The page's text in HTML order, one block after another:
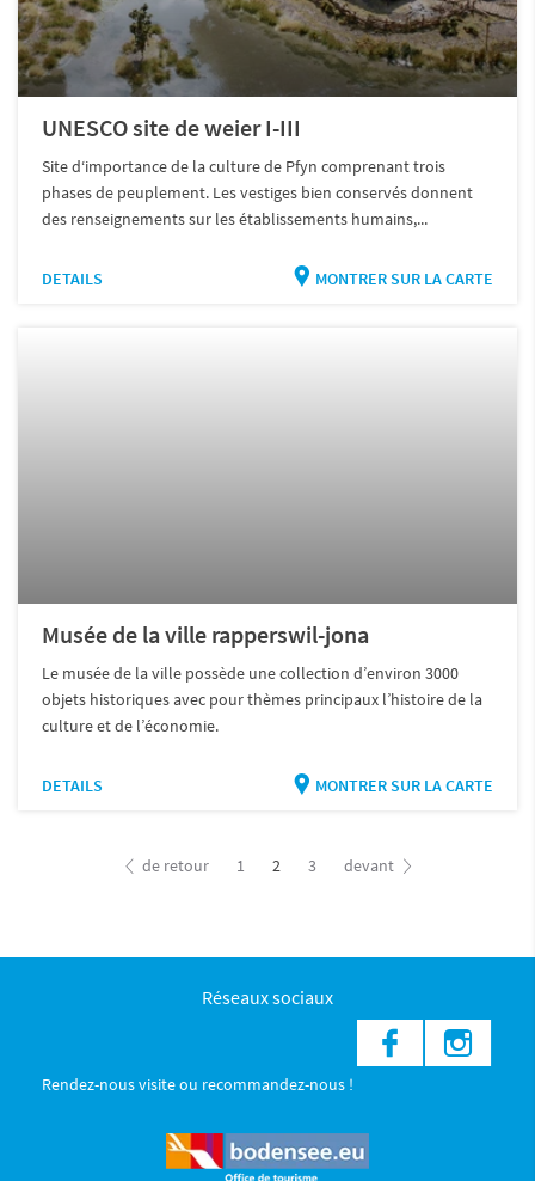
UNESCO site de weier I-III
Site d‘importance de la culture de Pfyn comprenant trois
phases de peuplement. Les vestiges bien conservés donnent
des renseignements sur les établissements humains,...
DETAILS MONTRER SUR LA CARTE
Musée de la ville rapperswil-jona
Le musée de la ville possède une collection d’environ 3000
objets historiques avec pour thèmes principaux l’histoire de la
culture et de l’économie.
DETAILS MONTRER SUR LA CARTE
de retour 1 2 3 devant
Réseaux sociaux
Rendez-nous visite ou recommandez-nous !